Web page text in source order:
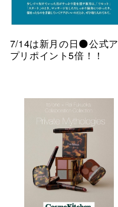
7/14は新月の日🌑公式ア
プリポイント5倍！！